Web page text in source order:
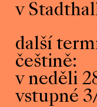
v
další
češtině:
v neděli
vstupné